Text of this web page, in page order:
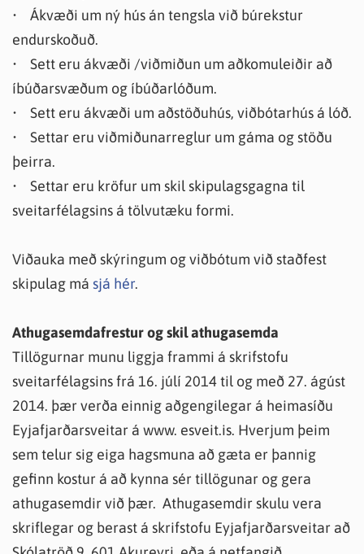
• Ákvæði um ný hús án tengsla við búrekstur
endurskoðuð.
• Sett eru ákvæði /viðmiðun um aðkomuleiðir að
íbúðarsvæðum og íbúðarlóðum.
• Sett eru ákvæði um aðstöðuhús, viðbótarhús á lóð.
• Settar eru viðmiðunarreglur um gáma og stöðu
þeirra.
• Settar eru kröfur um skil skipulagsgagna til
sveitarfélagsins á tölvutæku formi.
Viðauka með skýringum og viðbótum við staðfest
skipulag má sjá hér.
Athugasemdafrestur og skil athugasemda
Tillögurnar munu liggja frammi á skrifstofu
sveitarfélagsins frá 16. júlí 2014 til og með 27. ágúst
2014. þær verða einnig aðgengilegar á heimasíðu
Eyjafjarðarsveitar á www. esveit.is. Hverjum þeim
sem telur sig eiga hagsmuna að gæta er þannig
gefinn kostur á að kynna sér tillögunar og gera
athugasemdir við þær. Athugasemdir skulu vera
skriflegar og berast á skrifstofu Eyjafjarðarsveitar að